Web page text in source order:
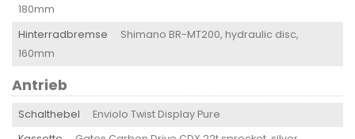
180mm
Hinterradbremse
Shimano BR-MT200, hydraulic disc,
160mm
Antrieb
Schalthebel
Enviolo Twist Display Pure